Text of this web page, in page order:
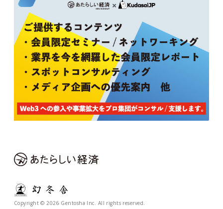
Copyright © 2026 Gentosha Inc. All rights reserved.